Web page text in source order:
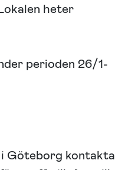
heter
perioden 26/1-
Göteborg kontakta